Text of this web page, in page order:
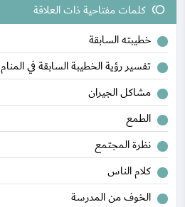
toll كلمات مفتاحية ذات العلاقة
خطيبته السابقة
تفسير رؤية الخطيبة السابقة في المنام
مشاكل الجيران
الطمع
نظرة المجتمع
كلام الناس
الخوف من المدرسة